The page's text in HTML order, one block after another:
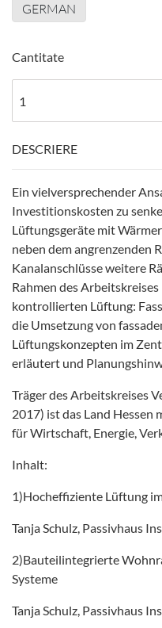
GERMAN
Cantitate
DESCRIERE
Ein vielversprechender
Investitionskosten zu
Lüftungsgeräte mit
neben dem angrenzenden
Kanalanschlüsse weitere
Rahmen des
kontrollierten Lüftung:
die Umsetzung von
Lüftungskonzepten im
erläutert und
Träger des Arbeitskreises
2017) ist das Land
für Wirtschaft, Energie,
Inhalt:
1)Hocheffiziente Lüftung
Tanja Schulz, Passivhaus
2)Bauteilintegrierte
Systeme
Tanja Schulz, Passivhaus